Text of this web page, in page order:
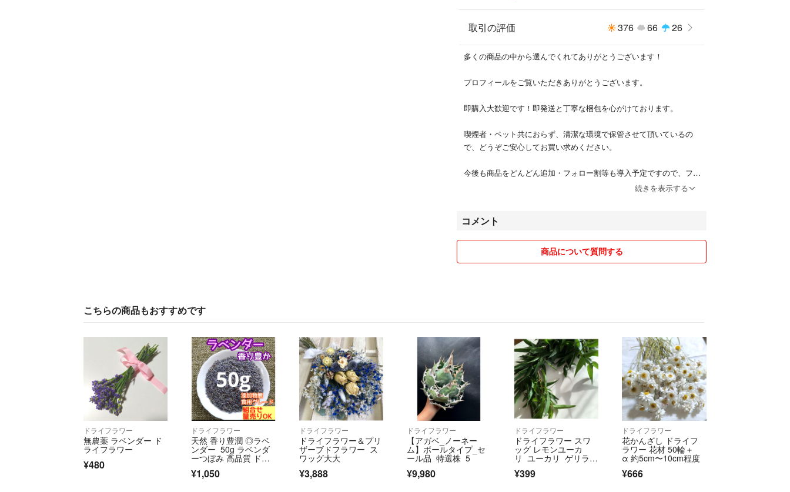
#リース
#ボタニカル
#インテリア
#ホワイトフラワー
NL-34
取引の評価 376 66 26
多くの商品の中から選んでくれてありがとうございます！
プロフィールをご覧いただきありがとうございます。
即購入大歓迎です！即発送と丁寧な梱包を心がけております。
喫煙者・ペット共におらず、清潔な環境で保管させて頂いているの
で、どうぞご安心してお買い求めください。
今後も商品をどんどん追加・フォロー割等も導入予定ですので、フォ
日曜などの休日になる可能性もありますが、迅速に配送いたします。
スムーズに取り引きが進むように心がけますので、よろしくお願いし
ます。
・段ボールは再利用のものが多いです。そのため企業の物が多いです
が商品には無関係です。
・衣類は圧縮して発送致します。
【その他注意】
・あくまで主観の中古品となります。
・気になる箇所がありましたら写真を追加いたしますのでお気軽にコ
メントください。
・丁寧に検品致しますが、見落としがある場合があります。中古品で
あることをご理解の上ご購入ください。
・全て大手ブランド取扱店にて鑑定済みの正規品となります。安心し
続きを表示する
コメント
商品について質問する
こちらの商品もおすすめです
ドライフラワー
無農薬 ラベンダー ド
ライフラワー
¥480
ドライフラワー
天然 香り豊潤 ◎ラベ
ンダー 50g ラベンダ
ーつぼみ 高品質 ドラ
¥1,050
ドライフラワー
ドライフラワー＆プリ
ザーブドフラワー ス
ワッグ大大
¥3,888
ドライフラワー
【アガベ_ノーネー
ム】ボールタイプ_セ
ール品_特選株_5
¥9,980
ドライフラワー
ドライフラワー スワ
ッグ レモンユーカ
リ ユーカリ ゲリラセ
¥399
ドライフラワー
花かんざし ドライフ
ラワー 花材 50輪＋
α 約5cm〜10cm程度
¥666